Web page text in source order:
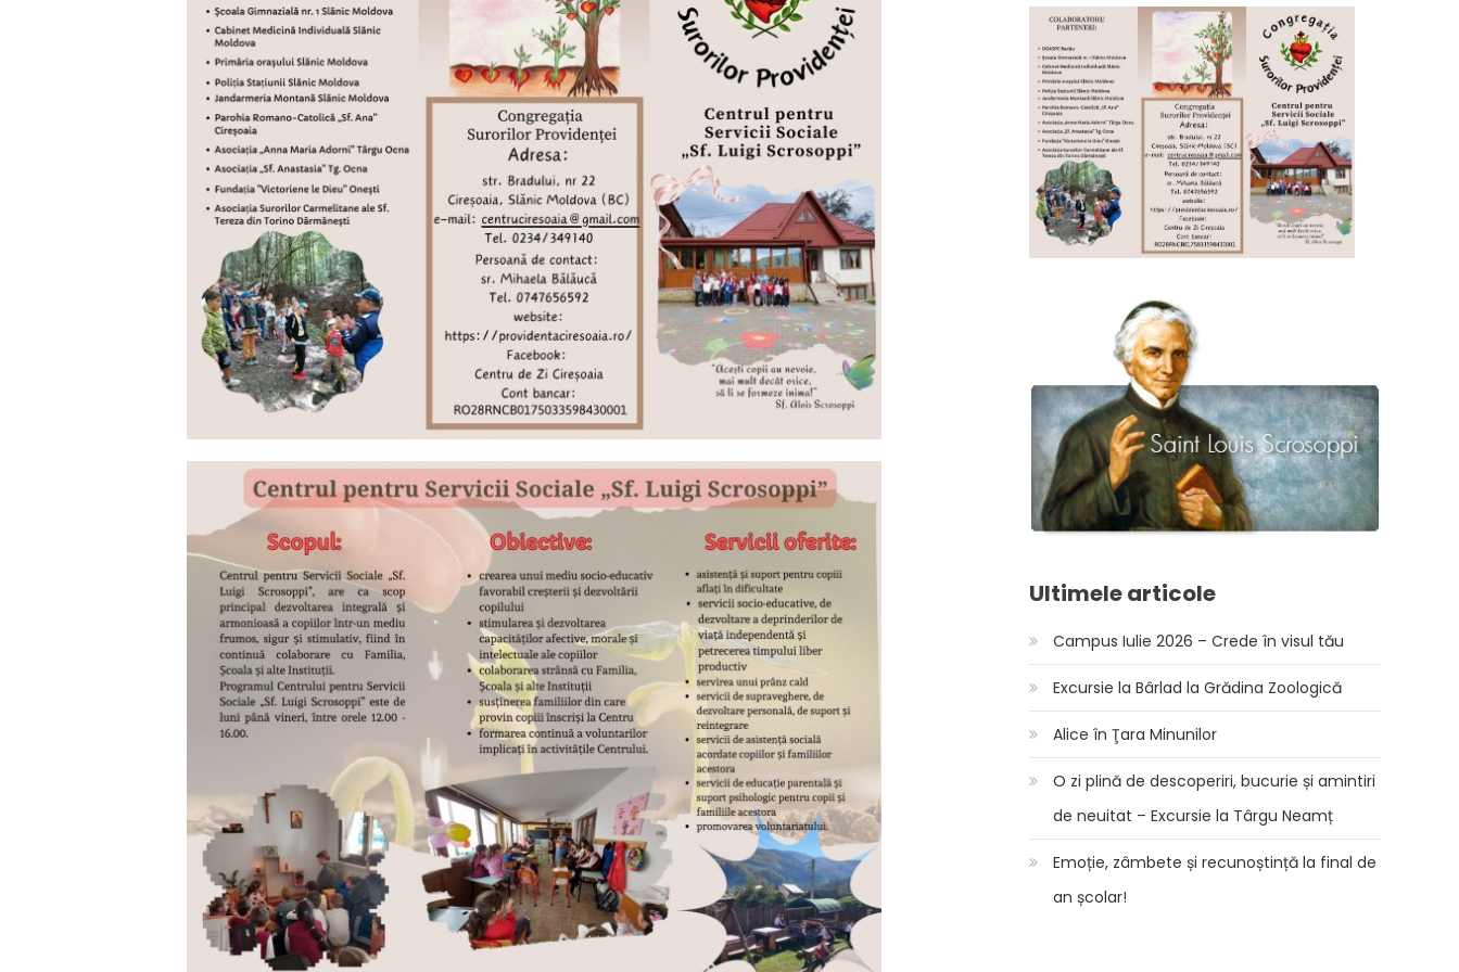
Ultimele articole
Campus Iulie 2026 – Crede în visul tău
Excursie la Bârlad la Grădina Zoologică
Alice în Ţara Minunilor
O zi plină de descoperiri, bucurie și amintiri
de neuitat – Excursie la Târgu Neamț
Emoție, zâmbete și recunoștință la final de
an școlar!